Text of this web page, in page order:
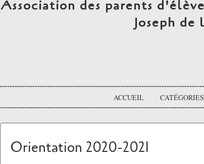
Association des parents
Joseph
ACCUEIL CATÉGORIES
Orientation 2020-2021